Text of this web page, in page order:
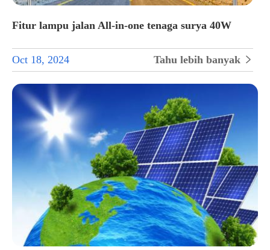
Fitur lampu jalan All-in-one tenaga surya 40W
Oct 18, 2024 Tahu lebih banyak 